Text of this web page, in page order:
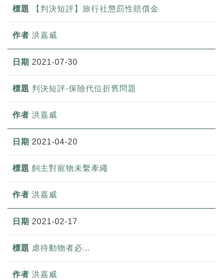
【判決短評】旅行社懲罰性賠償金
洪嘉威
2021-07-30
判決短評-保險代位折舊問題
洪嘉威
2021-04-20
飼主對寵物未繫牽繩
洪嘉威
2021-02-17
虐待動物者必...
洪嘉威